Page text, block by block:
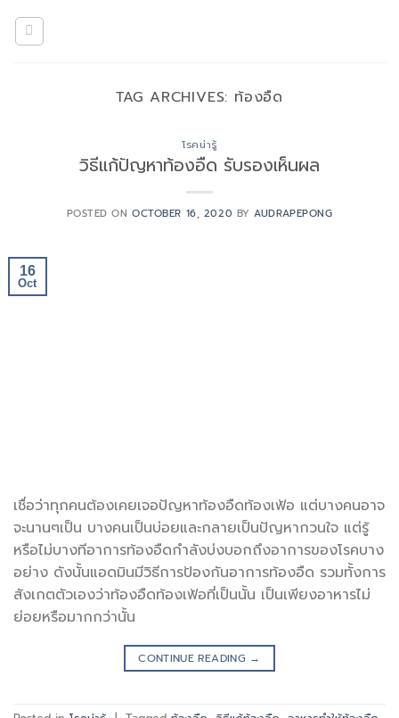
TAG ARCHIVES: ท้องอืด
โรคน่ารู้
วิธีแก้ปัญหาท้องอืด รับรองเห็นผล
POSTED ONOCTOBER 16, 2020 BYAUDRAPEPONG
16
Oct
เชื่อว่าทุกคนต้องเคยเจอปัญหาท้องอืดท้องเฟ้อ แต่บางคนอาจ
จะนานๆเป็น บางคนเป็นบ่อยและกลายเป็นปัญหากวนใจ แต่รู้
หรือไม่บางทีอาการท้องอืดกำลังบ่งบอกถึงอาการของโรคบาง
อย่าง ดังนั้นแอดมินมีวิธีการป้องกันอาการท้องอืด รวมทั้งการ
สังเกตตัวเองว่าท้องอืดท้องเฟ้อที่เป็นนั้น เป็นเพียงอาหารไม่
ย่อยหรือมากกว่านั้น
CONTINUE READING →